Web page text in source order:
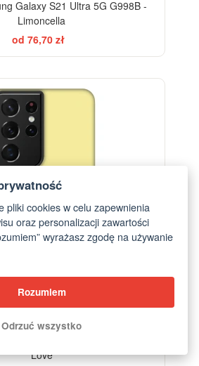
Galaxy S21 Ultra 5G G998B -
Limoncella
od 76,70 zł
Love
pliki cookies w celu zapewnienia
oraz personalizacji zawartości
wyrażasz zgodę na używanie
Rozumiem
Odrzuć wszystko